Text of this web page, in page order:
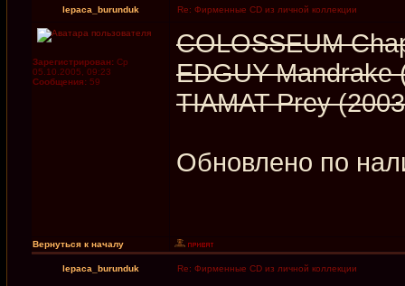
lepaca_burunduk Re: Фирменные CD из личной коллекции
Зарегистрирован: Ср
05.10.2005, 09:23
Сообщения: 59
COLOSSEUM
EDGUY Mandrake
TIAMAT Prey
Обновлено по
Вернуться к началу
lepaca_burunduk Re: Фирменные CD из личной коллекции